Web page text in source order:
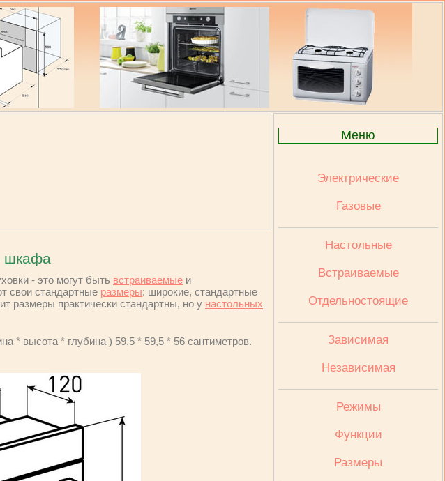
шкафа
- это могут быть встраиваемые и
свои стандартные размеры: широкие, стандартные
размеры практически стандартны, но у настольных
* высота * глубина ) 59,5 * 59,5 * 56 сантиметров.
Меню
Электрические
Газовые
Настольные
Встраиваемые
Отдельностоящие
Зависимая
Независимая
Режимы
Функции
Размеры